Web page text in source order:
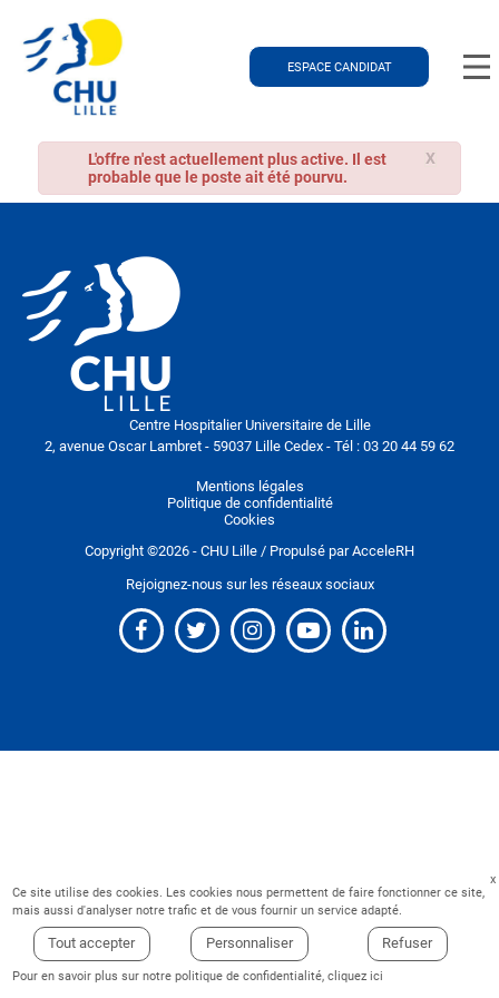
Ce site utilise des cookies. Les cookies nous permettent de faire fonctionner ce site,
mais aussi d'analyser notre trafic et de vous fournir un service adapté.
Tout accepter Personnaliser Refuser
Pour en savoir plus sur notre politique de confidentialité,cliquez ici
ESPACE CANDIDAT
X
L'offre n'est actuellement plus active. Il est
probable que le poste ait été pourvu.
Centre Hospitalier Universitaire de Lille
2, avenue Oscar Lambret - 59037 Lille Cedex - Tél : 03 20 44 59 62
Mentions légales
Politique de confidentialité
Cookies
Copyright ©2026 - CHU Lille / Propulsé parAcceleRH
Rejoignez-nous sur les réseaux sociaux